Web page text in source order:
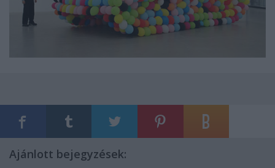
Ajánlott bejegyzések: